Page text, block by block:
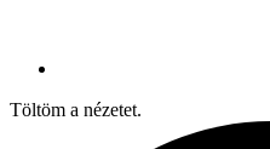
Töltöm a nézetet.